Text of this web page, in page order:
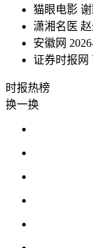
猫眼电影
潇湘名医
安徽网
证券时报网
时报热榜
换一换